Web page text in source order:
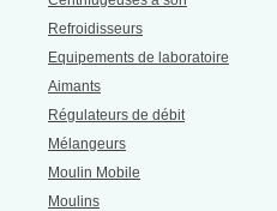
Refroidisseurs
Equipements de laboratoire
Aimants
Régulateurs de débit
Mélangeurs
Moulin Mobile
Moulins